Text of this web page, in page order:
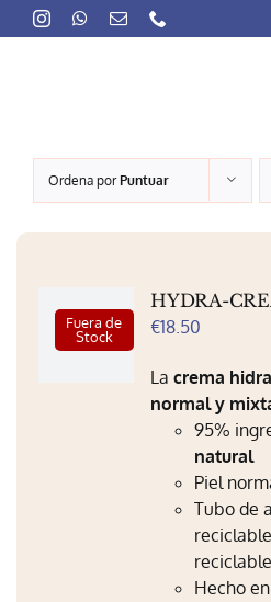
to
La marca
Lait-Crème
Productos
Puntos venta
Contacto
Mi Perfil
Carrito
Ordena porPuntuar
Fuera de
Stock
HYDRA-
€18.50
La crema
normal y
95%
natural
Piel
Tubo de
reciclable
Hecho